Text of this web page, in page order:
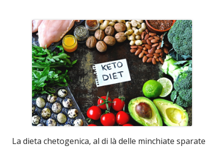
La dieta chetogenica, al di là delle minchiate sparate